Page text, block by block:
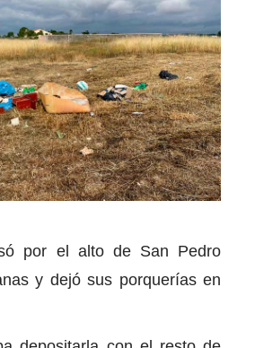
por el alto de San Pedro
y dejó sus porquerías en